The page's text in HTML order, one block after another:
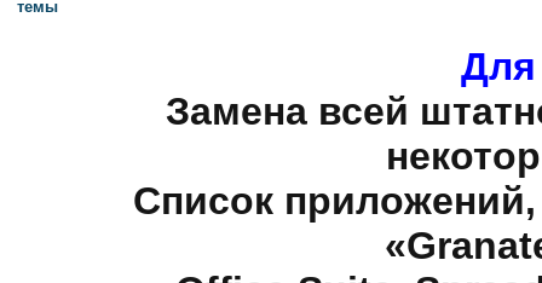
Для
Замена всей
Список